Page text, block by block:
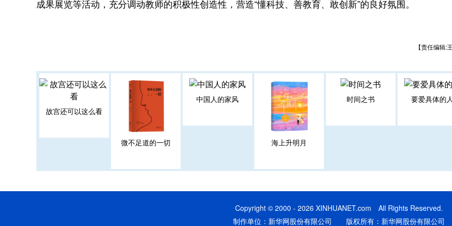
成果展览等活动，充分调动教师的积极性创造性，营造“懂科技、善教育、敢创新”的良好氛围。
【责任编辑:
故宫还可以这么看
微不足道的一切
中国人的家风
海上升明月
时间之书 要爱具体的人
Copyright © 2000 - 2026 XINHUANET.com All Rights Reserved.
制作单位：新华网股份有限公司 版权所有：新华网股份有限公司